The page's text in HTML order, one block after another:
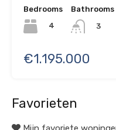
Bedrooms
4
Bathrooms
3
€1.195.000
Favorieten